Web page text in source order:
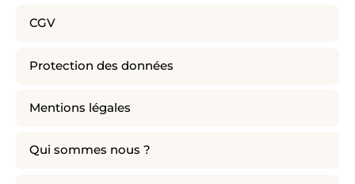
CGV
Protection des données
Mentions légales
Qui sommes nous ?